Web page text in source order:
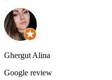
Ghergut Alina
Google review